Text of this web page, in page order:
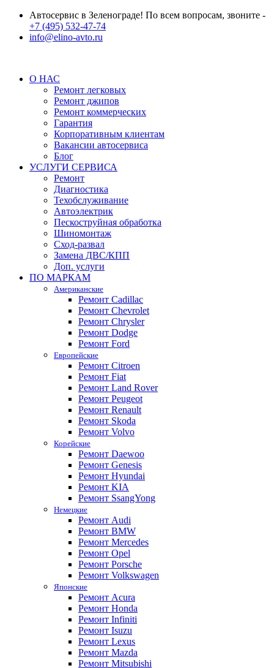
Автосервис в Зеленограде! По всем вопросам, звоните -
+7 (495) 532-47-74
info@elino-avto.ru
О НАС
Ремонт легковых
Ремонт джипов
Ремонт коммерческих
Гарантия
Корпоративным клиентам
Вакансии автосервиса
Блог
УСЛУГИ СЕРВИСА
Ремонт
Диагностика
Техобслуживание
Автоэлектрик
Пескоструйная обработка
Шиномонтаж
Сход-развал
Замена ДВС/КПП
Доп. услуги
ПО МАРКАМ
Американские
Ремонт Cadillac
Ремонт Chevrolet
Ремонт Chrysler
Ремонт Dodge
Ремонт Ford
Европейские
Ремонт Citroen
Ремонт Fiat
Ремонт Land Rover
Ремонт Peugeot
Ремонт Renault
Ремонт Skoda
Ремонт Volvo
Корейские
Ремонт Daewoo
Ремонт Genesis
Ремонт Hyundai
Ремонт KIA
Ремонт SsangYong
Немецкие
Ремонт Audi
Ремонт BMW
Ремонт Mercedes
Ремонт Opel
Ремонт Porsche
Ремонт Volkswagen
Японские
Ремонт Acura
Ремонт Honda
Ремонт Infiniti
Ремонт Isuzu
Ремонт Lexus
Ремонт Mazda
Ремонт Mitsubishi